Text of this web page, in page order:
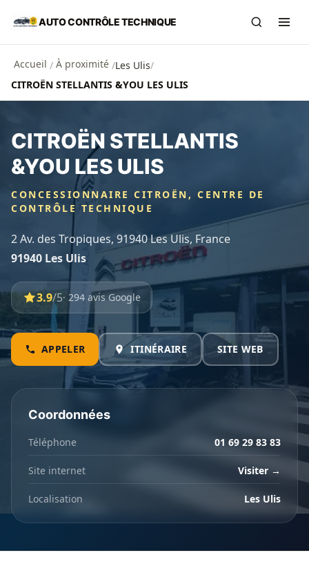
Aller au contenu principal
AUTO CONTRÔLE TECHNIQUE
Accueil / À proximité /Les Ulis/
CITROËN STELLANTIS &YOU LES ULIS
CITROËN STELLANTIS
&YOU LES ULIS
CONCESSIONNAIRE CITROËN, CENTRE DE
CONTRÔLE TECHNIQUE
2 Av. des Tropiques, 91940 Les Ulis, France
91940 Les Ulis
3.9/5· 294 avis Google
APPELER ITINÉRAIRE SITE WEB
Coordonnées
Téléphone 01 69 29 83 83
Site internet Visiter →
Localisation Les Ulis